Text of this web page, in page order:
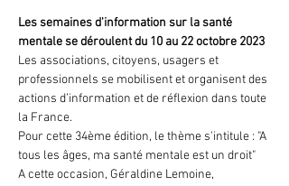
Les semaines d'information sur la santé
mentale se déroulent du 10 au 22 octobre 2023
Les associations, citoyens, usagers et
professionnels se mobilisent et organisent des
actions d’information et de réflexion dans toute
la France.
Pour cette 34ème édition, le thème s'intitule : "A
tous les âges, ma santé mentale est un droit"
A cette occasion, Géraldine Lemoine,